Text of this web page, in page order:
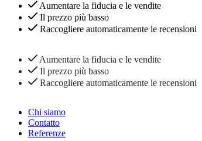
Aumentare la fiducia e le vendite
Il prezzo più basso
Raccogliere automaticamente le recensioni
Aumentare la fiducia e le vendite
Il prezzo più basso
Raccogliere automaticamente le recensioni
Chi siamo
Contatto
Referenze